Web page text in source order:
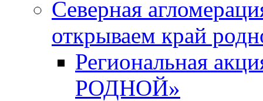
Северная
открываем край
Региональная
РОДНОЙ»